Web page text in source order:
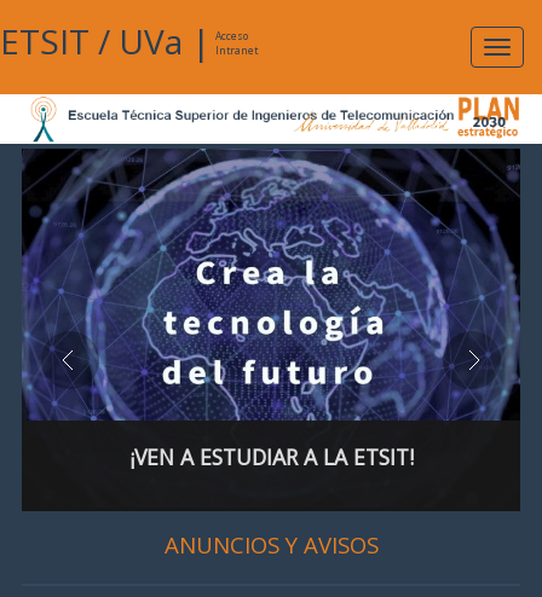
ETSIT / UVa |
Acceso
Intranet
¡VEN A ESTUDIAR A LA ETSIT!
ANUNCIOS Y AVISOS